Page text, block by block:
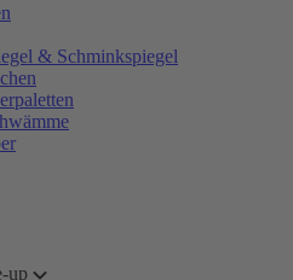
& Schminkspiegel
up